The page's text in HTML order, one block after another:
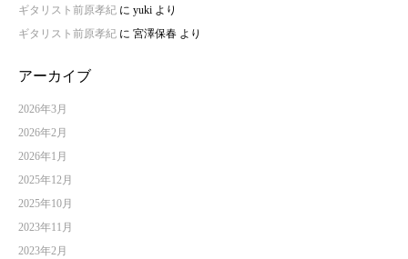
ギタリスト前原孝紀 に yuki より
ギタリスト前原孝紀 に 宮澤保春 より
アーカイブ
2026年3月
2026年2月
2026年1月
2025年12月
2025年10月
2023年11月
2023年2月